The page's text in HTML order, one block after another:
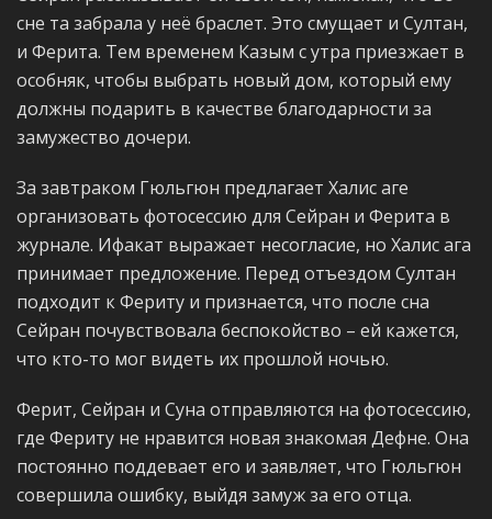
сне та забрала у неё браслет. Это смущает и Султан,
и Ферита. Тем временем Казым с утра приезжает в
особняк, чтобы выбрать новый дом, который ему
должны подарить в качестве благодарности за
замужество дочери.
За завтраком Гюльгюн предлагает Халис аге
организовать фотосессию для Сейран и Ферита в
журнале. Ифакат выражает несогласие, но Халис ага
принимает предложение. Перед отъездом Султан
подходит к Фериту и признается, что после сна
Сейран почувствовала беспокойство – ей кажется,
что кто-то мог видеть их прошлой ночью.
Ферит, Сейран и Суна отправляются на фотосессию,
где Фериту не нравится новая знакомая Дефне. Она
постоянно поддевает его и заявляет, что Гюльгюн
совершила ошибку, выйдя замуж за его отца.